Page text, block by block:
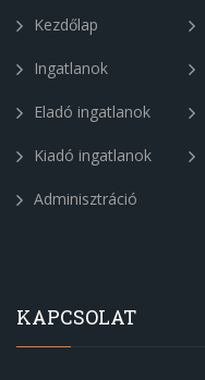
Kezdőlap
Ingatlanok
Eladó ingatlanok
Kiadó ingatlanok
Adminisztráció
KAPCSOLAT